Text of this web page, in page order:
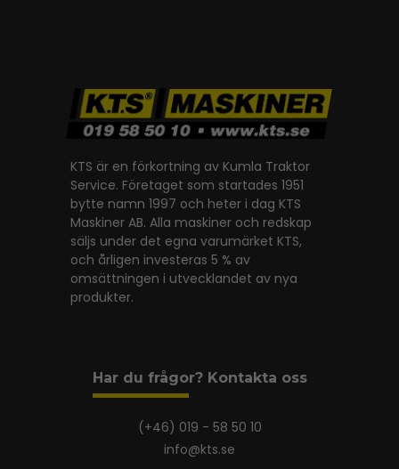
KTS är en förkortning av Kumla Traktor
Service. Företaget som startades 1951
bytte namn 1997 och heter i dag KTS
Maskiner AB. Alla maskiner och redskap
säljs under det egna varumärket KTS,
och årligen investeras 5 % av
omsättningen i utvecklandet av nya
produkter.
Har du frågor? Kontakta oss
(+46) 019 - 58 50 10
info@kts.se